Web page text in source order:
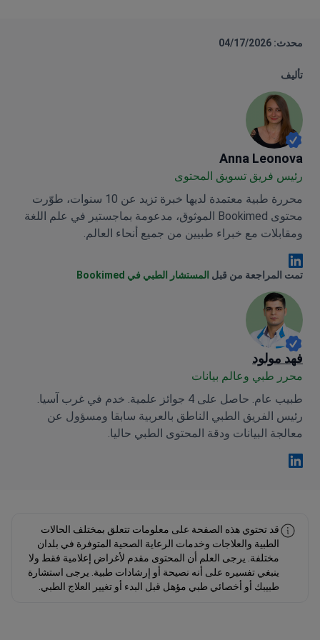
محدث: 04/17/2026
تأليف
Anna Leonova
Anna Leonova
رئيس فريق تسويق المحتوى
محررة طبية معتمدة لديها خبرة تزيد عن 10 سنوات، طوّرت
محتوى Bookimed الموثوق، مدعومة بماجستير في علم اللغة
ومقابلات مع خبراء طبيين من جميع أنحاء العالم.
Anna Leonova Linkedin
تمت المراجعة من قبل المستشار الطبي في Bookimed
فهد مولود
محرر طبي وعالم بيانات
طبيب عام. حاصل على 4 جوائز علمية. خدم في غرب آسيا.
رئيس الفريق الطبي الناطق بالعربية سابقا ومسؤول عن
معالجة البيانات ودقة المحتوى الطبي حاليا.
قد تحتوي هذه الصفحة على معلومات تتعلق بمختلف الحالات
الطبية والعلاجات وخدمات الرعاية الصحية المتوفرة في بلدان
مختلفة. يرجى العلم أن المحتوى مقدم لأغراض إعلامية فقط ولا
ينبغي تفسيره على أنه نصيحة أو إرشادات طبية. يرجى استشارة
طبيبك أو أخصائي طبي مؤهل قبل البدء أو تغيير العلاج الطبي.